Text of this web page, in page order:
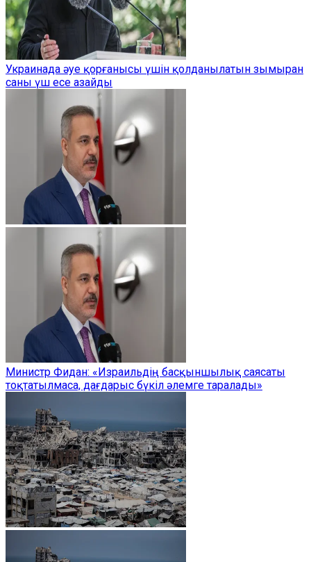
Украинада әуе қорғанысы үшін қолданылатын зымыран
саны үш есе азайды
Министр Фидан: «Израильдің басқыншылық саясаты
тоқтатылмаса, дағдарыс бүкіл әлемге таралады»